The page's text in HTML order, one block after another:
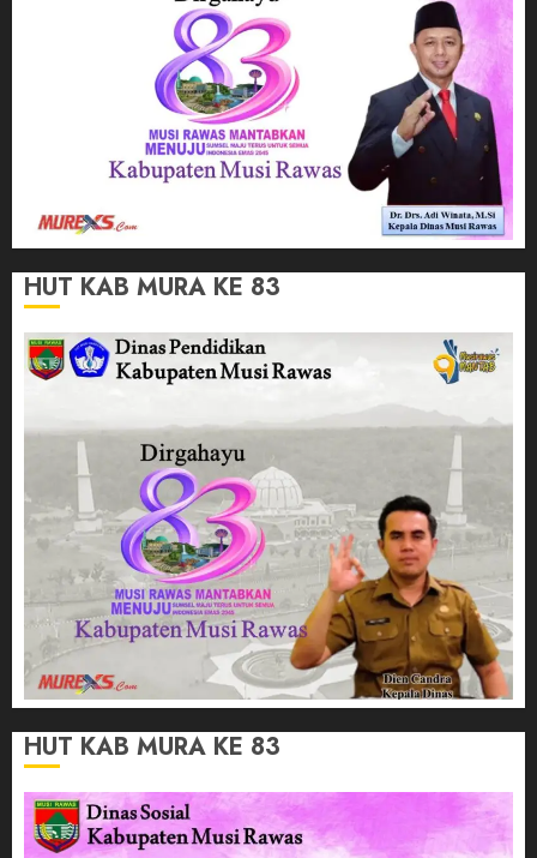
HUT KAB MURA KE 83
HUT KAB MURA KE 83